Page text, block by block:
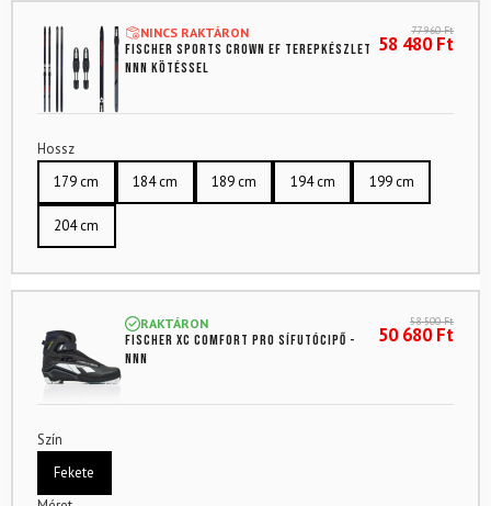
NINCS RAKTÁRON
FISCHER Sports Crown EF terepkészlet
NNN kötéssel
77 960Ft
58 480Ft
Hossz
179 cm
184 cm 189 cm 194 cm 199 cm
204 cm
RAKTÁRON
FISCHER XC Comfort Pro sífutócipő -
NNN
58 500Ft
50 680Ft
Szín
Fekete